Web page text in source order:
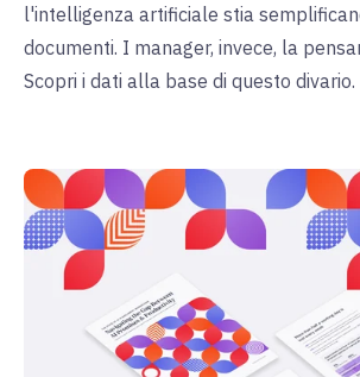
l'intelligenza artificiale stia
documenti. I manager, invece, la
Scopri i dati alla base di questo divario.